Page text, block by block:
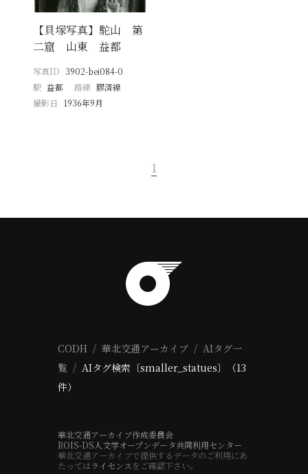
【貝塚写真】駝山 第
二窟 山東 益都
写真ID 3902-bei084-0
駅 益都 路線 膠済線
撮影日
1936年9月
1
CODH 華北交通アーカイブ
AIタグ一
覧
AIタグ検索〔smaller_statues〕（13
件）
華北交通アーカイブ作成委員会
ROIS-DS人文学オープンデータ共同利用センター
華北交通アーカイブで提供するデータのご利用にあ
たってはライセンス をご確認下さい。